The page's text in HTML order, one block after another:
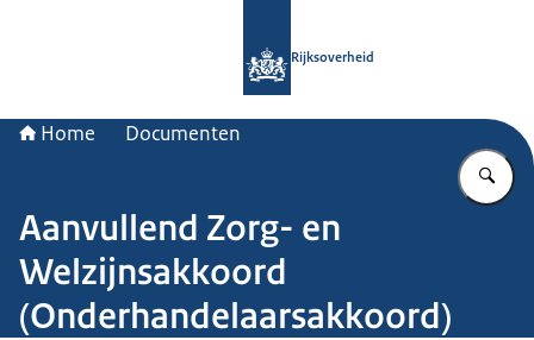
Rijksoverheid
Home Documenten
Aanvullend Zorg- en
Welzijnsakkoord
(Onderhandelaarsakkoord)